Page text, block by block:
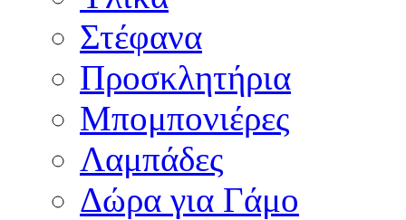
Στέφανα
Προσκλητήρια
Μπομπονιέρες
Λαμπάδες
Δώρα για Γάμο